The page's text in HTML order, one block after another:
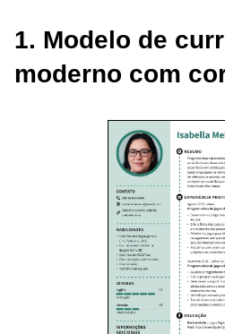
1. Modelo de
moderno com